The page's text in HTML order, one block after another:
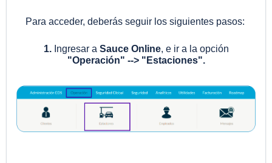
Para acceder, deberás seguir los siguientes pasos:
1.Ingresar a Sauce Online, e ir a la opción
"Operación" --> "Estaciones".